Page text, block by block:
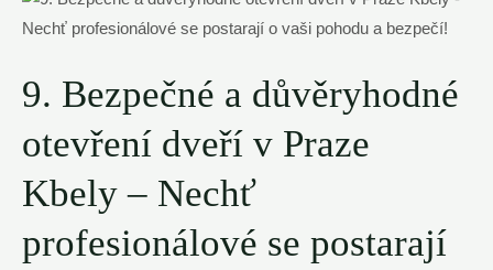
9. Bezpečné a důvěryhodné
otevření dveří v Praze
Kbely – Nechť
profesionálové se postarají